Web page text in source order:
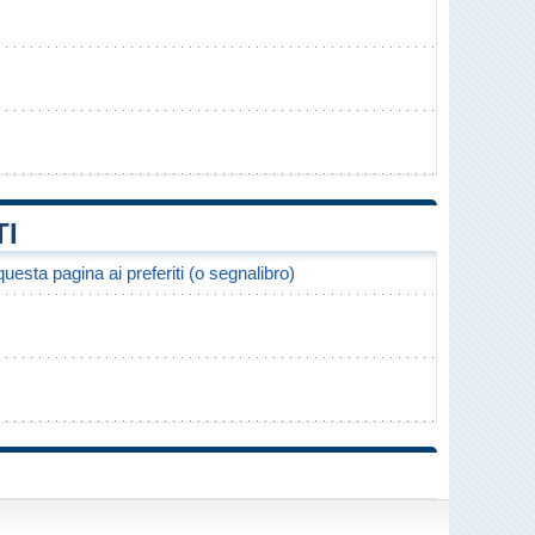
pagina ai preferiti (o segnalibro)